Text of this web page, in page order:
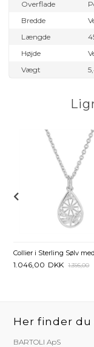
Overflade
Bredde
Længde
Højde
Vægt
1.046,00 DKK 1.395,00
Her finder du
BARTOLI ApS